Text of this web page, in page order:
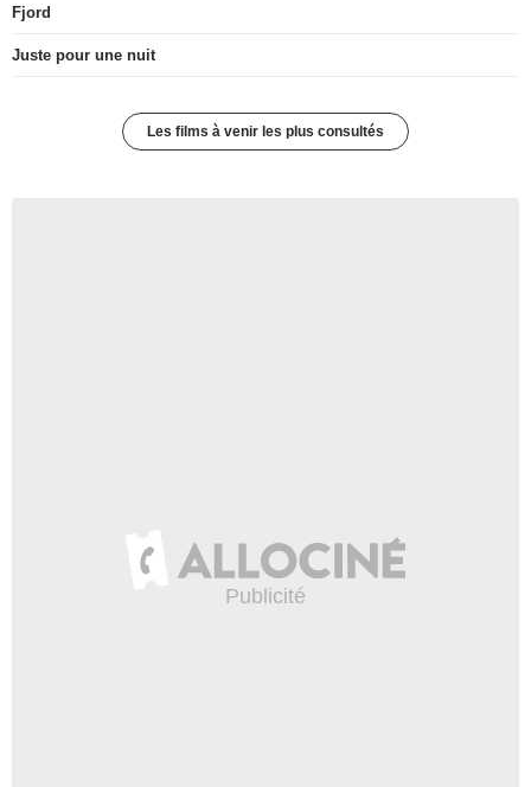
Fjord
Juste pour une nuit
Les films à venir les plus consultés